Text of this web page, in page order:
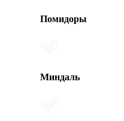
Помидоры
Миндаль